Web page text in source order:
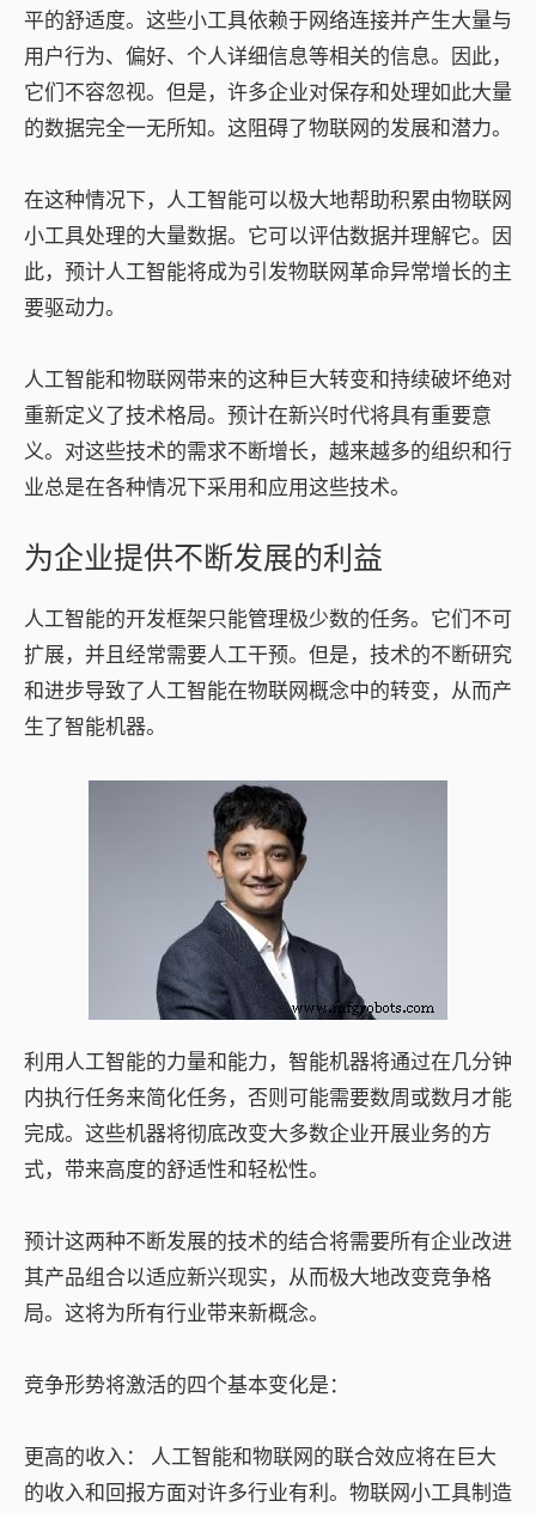
平的舒适度。这些小工具依赖于网络连接并产生大量与
用户行为、偏好、个人详细信息等相关的信息。因此，
它们不容忽视。但是，许多企业对保存和处理如此大量
的数据完全一无所知。这阻碍了物联网的发展和潜力。
在这种情况下，人工智能可以极大地帮助积累由物联网
小工具处理的大量数据。它可以评估数据并理解它。因
此，预计人工智能将成为引发物联网革命异常增长的主
要驱动力。
人工智能和物联网带来的这种巨大转变和持续破坏绝对
重新定义了技术格局。预计在新兴时代将具有重要意
义。对这些技术的需求不断增长，越来越多的组织和行
业总是在各种情况下采用和应用这些技术。
为企业提供不断发展的利益
人工智能的开发框架只能管理极少数的任务。它们不可
扩展，并且经常需要人工干预。但是，技术的不断研究
和进步导致了人工智能在物联网概念中的转变，从而产
生了智能机器。
利用人工智能的力量和能力，智能机器将通过在几分钟
内执行任务来简化任务，否则可能需要数周或数月才能
完成。这些机器将彻底改变大多数企业开展业务的方
式，带来高度的舒适性和轻松性。
预计这两种不断发展的技术的结合将需要所有企业改进
其产品组合以适应新兴现实，从而极大地改变竞争格
局。这将为所有行业带来新概念。
竞争形势将激活的四个基本变化是：
更高的收入：
人工智能和物联网的联合效应将在巨大
的收入和回报方面对许多行业有利。物联网小工具制造